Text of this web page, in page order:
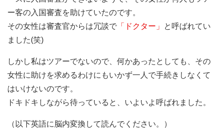
ー客の入国審査を助けていたのです。
その女性は審査官からは冗談で 「ドクター」
と呼ばれてい
ました(笑)
しかし私はツアーでないので、何かあったとしても、その
女性に助けを求めるわけにもいかず一人で手続きしなくて
はいけないのです。
ドキドキしながら待っていると、いよいよ呼ばれました。
（以下英語に脳内変換して読んでください。）